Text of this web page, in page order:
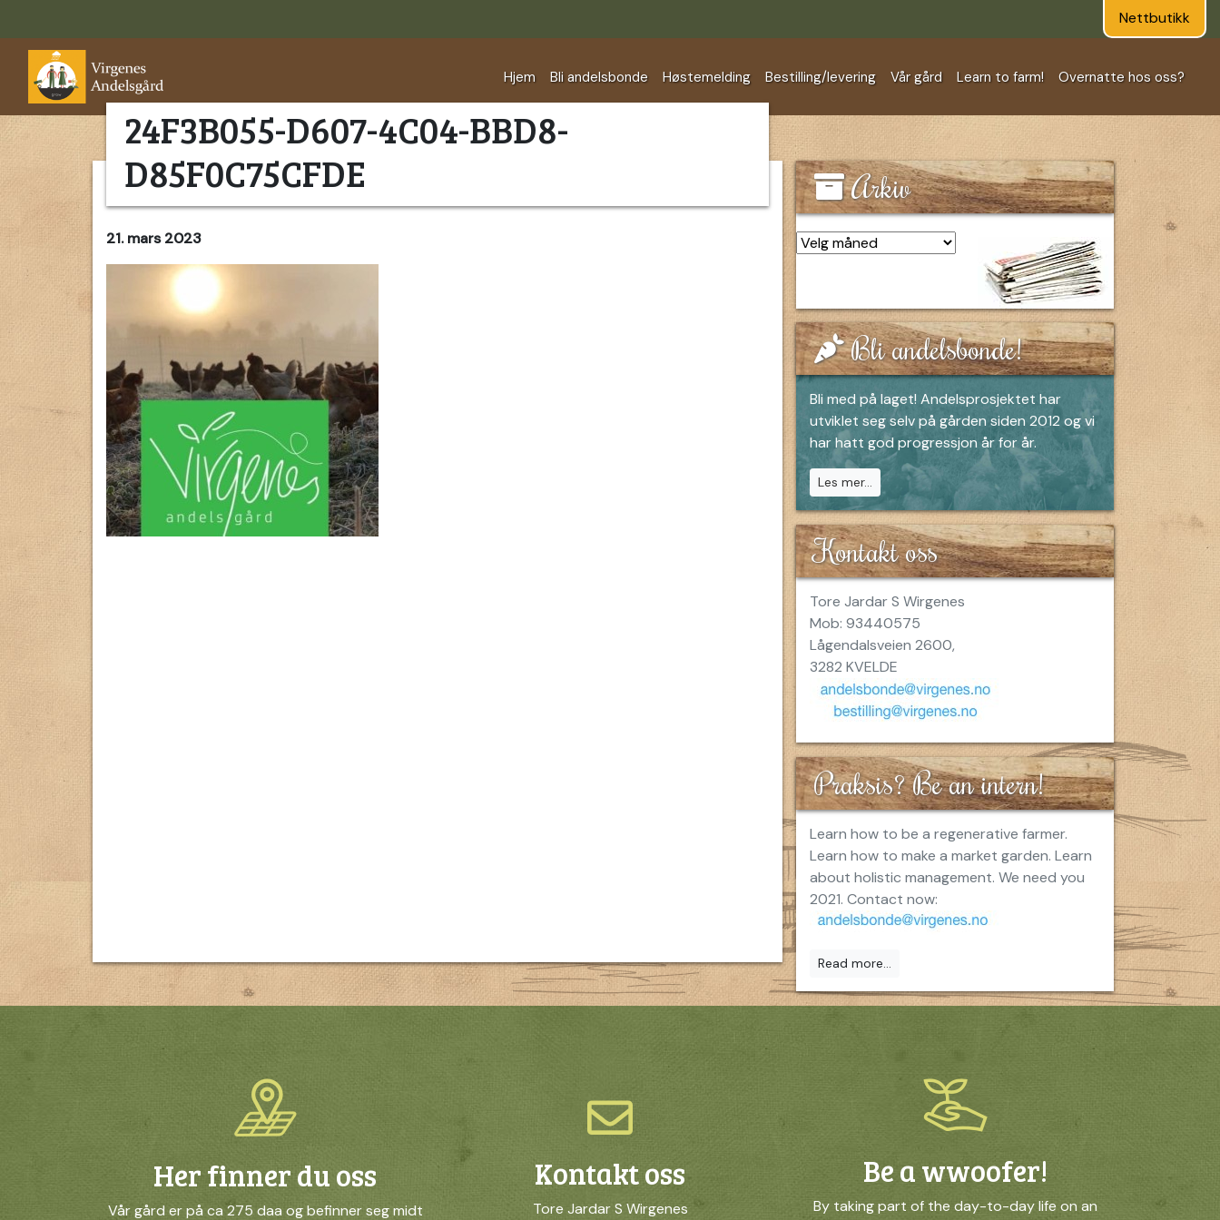
Nettbutikk
Hjem Bli andelsbonde Høstemelding Bestilling/levering Vår gård Learn to farm! Overnatte hos oss?
24F3B055-D607-4C04-BBD8-
D85F0C75CFDE
21. mars 2023
Arkiv
Bli andelsbonde!
Bli med på laget! Andelsprosjektet har
utviklet seg selv på gården siden 2012 og vi
har hatt god progressjon år for år.
Les mer...
Kontakt oss
Tore Jardar S Wirgenes
Mob: 93440575
Lågendalsveien 2600,
3282 KVELDE
Praksis? Be an intern!
Learn how to be a regenerative farmer.
Learn how to make a market garden. Learn
about holistic management. We need you
2021. Contact now:
Read more...
Her finner du oss
Vår gård er på ca 275 daa og befinner seg midt
Kontakt oss
Tore Jardar S Wirgenes
Be a wwoofer!
By taking part of the day-to-day life on an